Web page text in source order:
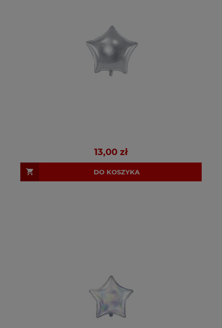
13,00 zł
DO KOSZYKA